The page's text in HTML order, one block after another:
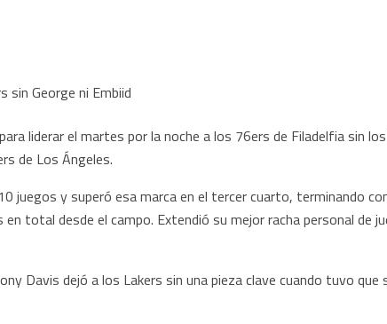
liderar el martes por la noche a los 76ers de Filadelfia sin
de Los Ángeles.
juegos y superó esa marca en el tercer cuarto, terminando
total desde el campo. Extendió su mejor racha personal de
Davis dejó a los Lakers sin una pieza clave cuando tuvo que